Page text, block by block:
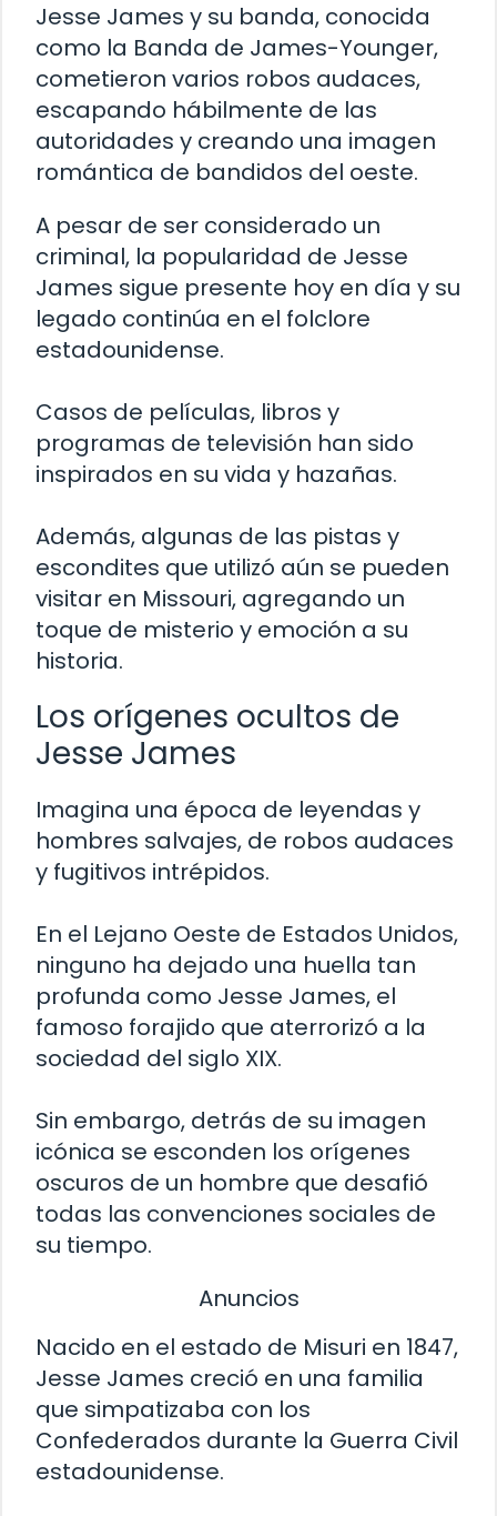
Jesse James y su banda, conocida
como la Banda de James-Younger,
cometieron varios robos audaces,
escapando hábilmente de las
autoridades y creando una imagen
romántica de bandidos del oeste.
A pesar de ser considerado un
criminal, la popularidad de Jesse
James sigue presente hoy en día y su
legado continúa en el folclore
estadounidense.
Casos de películas, libros y
programas de televisión han sido
inspirados en su vida y hazañas.
Además, algunas de las pistas y
escondites que utilizó aún se pueden
visitar en Missouri, agregando un
toque de misterio y emoción a su
historia.
Los orígenes ocultos de
Jesse James
Imagina una época de leyendas y
hombres salvajes, de robos audaces
y fugitivos intrépidos.
En el Lejano Oeste de Estados Unidos,
ninguno ha dejado una huella tan
profunda como Jesse James, el
famoso forajido que aterrorizó a la
sociedad del siglo XIX.
Sin embargo, detrás de su imagen
icónica se esconden los orígenes
oscuros de un hombre que desafió
todas las convenciones sociales de
su tiempo.
Anuncios
Nacido en el estado de Misuri en 1847,
Jesse James creció en una familia
que simpatizaba con los
Confederados durante la Guerra Civil
estadounidense.